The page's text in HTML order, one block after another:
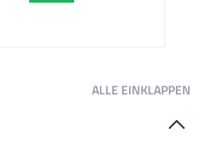
ALLE EINKLAPPEN